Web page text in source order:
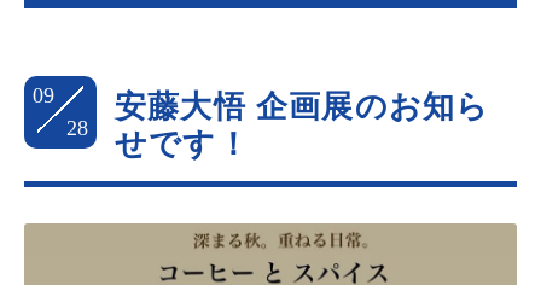
09
28
安藤大悟 企画展のお知ら
せです！